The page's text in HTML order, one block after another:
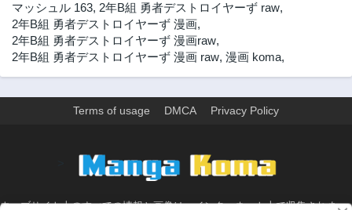
マッシュル 163, 2年B組 勇者デストロイヤーず raw,
2年B組 勇者デストロイヤーず 漫画,
2年B組 勇者デストロイヤーず 漫画raw,
2年B組 勇者デストロイヤーず 漫画 raw, 漫画 koma,
Terms of usage DMCA Privacy Policy
ウェブサイト上のすべての情報と画像は、インターネット上で収集されま